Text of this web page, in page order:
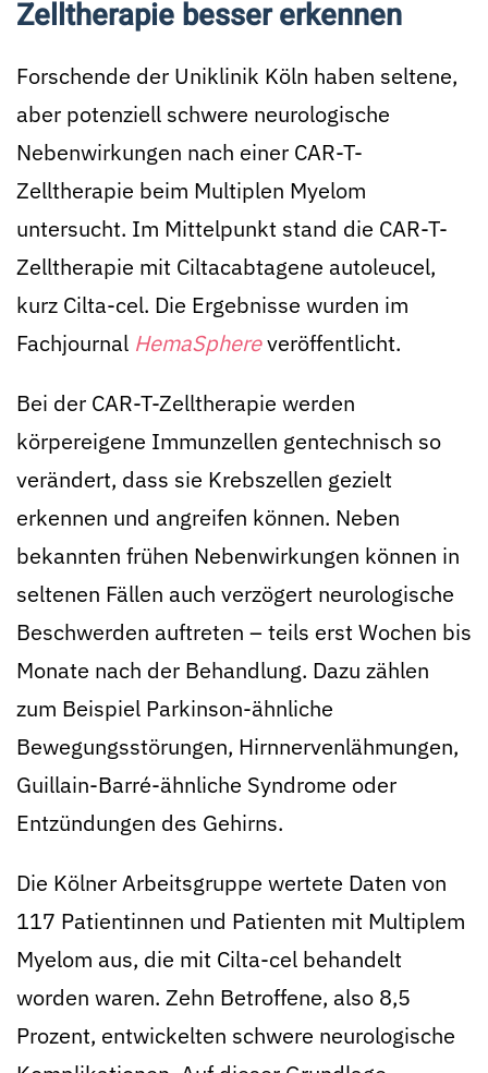
Zelltherapie besser erkennen
Forschende der Uniklinik Köln haben seltene,
aber potenziell schwere neurologische
Nebenwirkungen nach einer CAR-T-
Zelltherapie beim Multiplen Myelom
untersucht. Im Mittelpunkt stand die CAR-T-
Zelltherapie mit Ciltacabtagene autoleucel,
kurz Cilta-cel. Die Ergebnisse wurden im
Fachjournal HemaSphereveröffentlicht.
Bei der CAR-T-Zelltherapie werden
körpereigene Immunzellen gentechnisch so
verändert, dass sie Krebszellen gezielt
erkennen und angreifen können. Neben
bekannten frühen Nebenwirkungen können in
seltenen Fällen auch verzögert neurologische
Beschwerden auftreten – teils erst Wochen bis
Monate nach der Behandlung. Dazu zählen
zum Beispiel Parkinson-ähnliche
Bewegungsstörungen, Hirnnervenlähmungen,
Guillain-Barré-ähnliche Syndrome oder
Entzündungen des Gehirns.
Die Kölner Arbeitsgruppe wertete Daten von
117 Patientinnen und Patienten mit Multiplem
Myelom aus, die mit Cilta-cel behandelt
worden waren. Zehn Betroffene, also 8,5
Prozent, entwickelten schwere neurologische